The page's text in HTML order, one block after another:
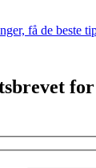
få de beste
for